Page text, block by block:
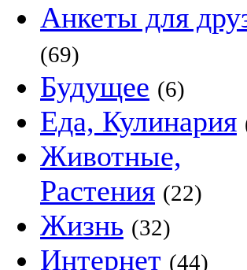
Анкеты для
(69)
Будущее (6)
Еда, Кулинария
Животные,
Растения (22)
Жизнь (32)
Интернет (44)